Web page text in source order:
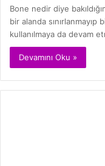
Bone nedir diye
bir alanda sınırlanmayıp
kullanılmaya da devam
Devamını Oku »